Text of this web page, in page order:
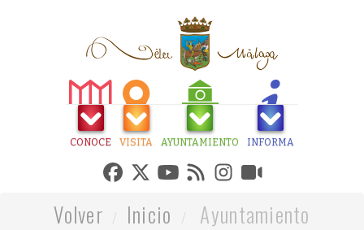
CONOCE VISITA AYUNTAMIENTO INFORMA
Volver Inicio
Ayuntamiento